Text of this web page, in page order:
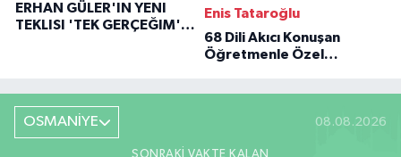
ERHAN GÜLER'IN YENI
TEKLISI 'TEK GERÇEĞIM'LE
Enis Tataroğlu
68 Dili Akıcı Konuşan
Öğretmenle Özel
OSMANİYE 08.08.2026
SONRAKI VAKTE KALAN